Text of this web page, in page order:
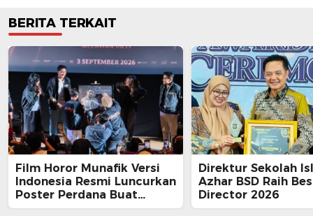
BERITA TERKAIT
Film Horor Munafik Versi
Indonesia Resmi Luncurkan
Poster Perdana Buat
Kesan Spiritual Religi
Direktur Sekolah
Azhar BSD Raih
Director 2026